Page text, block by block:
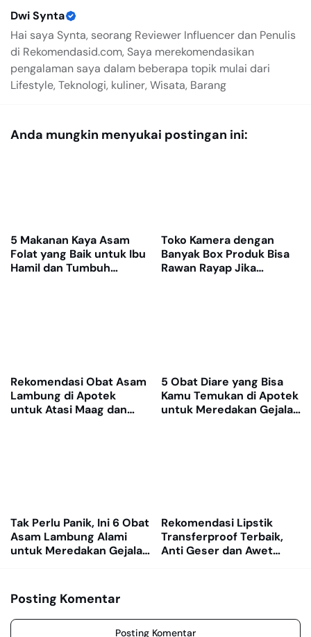
Dwi Synta
Hai saya Synta, seorang Reviewer Influencer dan Penulis
di Rekomendasid.com, Saya merekomendasikan
pengalaman saya dalam beberapa topik mulai dari
Lifestyle, Teknologi, kuliner, Wisata, Barang
Anda mungkin menyukai postingan ini:
5 Makanan Kaya Asam
Folat yang Baik untuk Ibu
Hamil dan Tumbuh
Toko Kamera dengan
Banyak Box Produk Bisa
Rawan Rayap Jika
Rekomendasi Obat Asam
Lambung di Apotek
untuk Atasi Maag dan
5 Obat Diare yang Bisa
Kamu Temukan di Apotek
untuk Meredakan Gejala
Tak Perlu Panik, Ini 6 Obat
Asam Lambung Alami
untuk Meredakan Gejala
Rekomendasi Lipstik
Transferproof Terbaik,
Anti Geser dan Awet
Posting Komentar
Posting Komentar